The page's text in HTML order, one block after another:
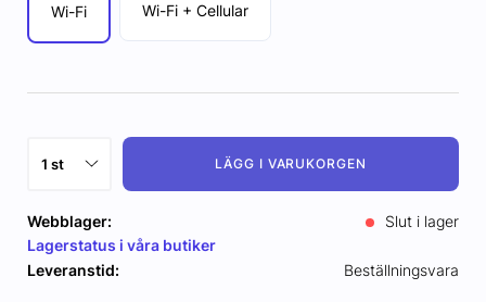
Wi-Fi Wi-Fi + Cellular
LÄGG I VARUKORGEN
Webblager:
Slut i lager
Lagerstatus i våra butiker
Leveranstid:
Beställningsvara